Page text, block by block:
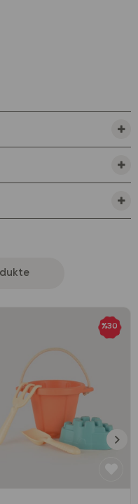
hareket etme
değil; aynı
de destekler.
kendilerini ifade
fırsat sunar. 6
tasarlandı.
heyecan…
su tabancaları şimdi
dolu saatler için
hem de
hareket katıyor. Hem
%30